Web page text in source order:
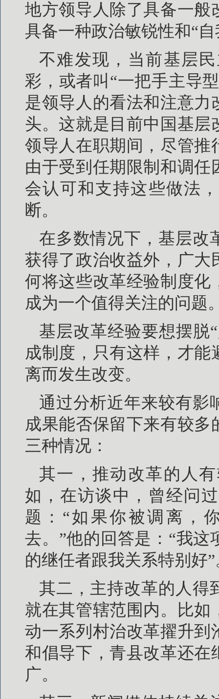
地方领导人除了具备一般
具备一种政治敏锐性和“
不难发现，当前基层
彩，或者叫“一把手主导
是领导人的看法和注意
头。这就是目前中国基
领导人在职期间，尽管推
由于受到任期限制和调
会认可和支持这些做法
断。
在多数情况下，基层改
获得了政治收益外，广大
何将这些改革经验制度化
成为一个值得关注的问题
基层改革经验要想摆脱
成制度，只有这样，才
离而发生改变。
通过分析近年来较有影
成果能否保留下来有较
三种情况：
其一，推动改革的人
如，在访谈中，曾经问
题：“如果你被调离，
去。”他的回答是：“我
的继任者跟我关系特别好”
其二，主持改革的人得
就在其管辖范围内。比
动一系列村治改革擢升到
和倡导下，青县改革还在
广。